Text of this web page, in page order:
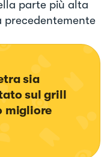
parte più alta
sia
sul grill
migliore